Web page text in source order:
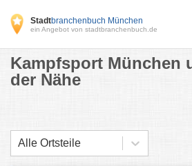
Stadtbranchenbuch München
ein Angebot von stadtbranchenbuch.de
Kampfsport München
der Nähe
Alle Ortsteile